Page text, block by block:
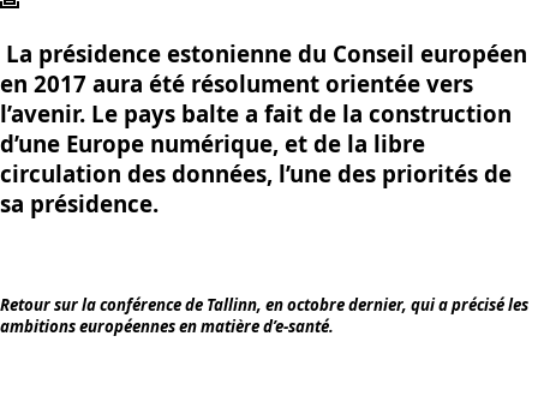
La présidence estonienne du Conseil européen
en 2017 aura été résolument orientée vers
l’avenir. Le pays balte a fait de la construction
d’une Europe numérique, et de la libre
circulation des données, l’une des priorités de
sa présidence.
Retour sur la conférence de Tallinn, en octobre dernier, qui a précisé les
ambitions européennes en matière d’e-santé.